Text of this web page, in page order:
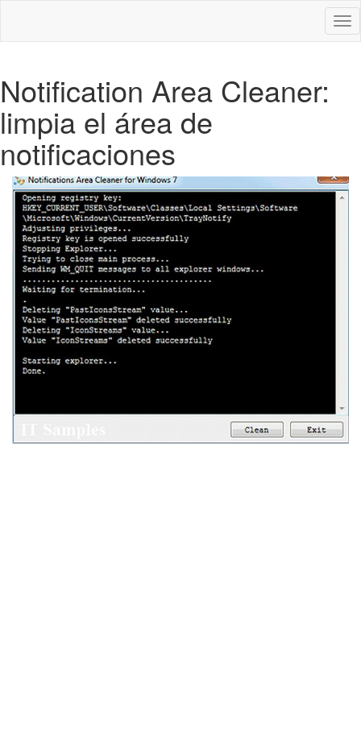
Notification Area Cleaner:
limpia el área de
notificaciones